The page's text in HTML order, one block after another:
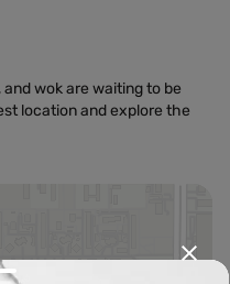
wok are waiting to be
location and explore the